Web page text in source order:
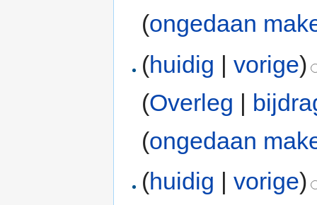
(ongedaan
(huidig |vorige)
(Overleg |
(ongedaan
(huidig |vorige)